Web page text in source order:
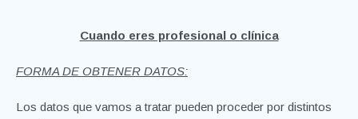
Cuando eres profesional o clínica
FORMA DE OBTENER DATOS:
Los datos que vamos a tratar pueden proceder por distintos